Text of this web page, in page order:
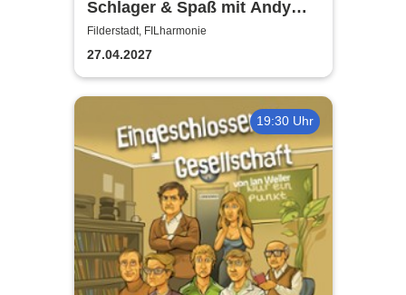
Schlager & Spaß mit Andy
Borg und Gästen
Filderstadt, FILharmonie
27.04.2027
19:30 Uhr